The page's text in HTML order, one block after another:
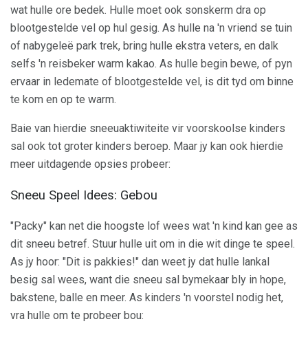
wat hulle ore bedek. Hulle moet ook sonskerm dra op
blootgestelde vel op hul gesig. As hulle na 'n vriend se tuin
of nabygeleë park trek, bring hulle ekstra veters, en dalk
selfs 'n reisbeker warm kakao. As hulle begin bewe, of pyn
ervaar in ledemate of blootgestelde vel, is dit tyd om binne
te kom en op te warm.
Baie van hierdie sneeuaktiwiteite vir voorskoolse kinders
sal ook tot groter kinders beroep. Maar jy kan ook hierdie
meer uitdagende opsies probeer:
Sneeu Speel Idees: Gebou
"Packy" kan net die hoogste lof wees wat 'n kind kan gee as
dit sneeu betref. Stuur hulle uit om in die wit dinge te speel.
As jy hoor: "Dit is pakkies!" dan weet jy dat hulle lankal
besig sal wees, want die sneeu sal bymekaar bly in hope,
bakstene, balle en meer. As kinders 'n voorstel nodig het,
vra hulle om te probeer bou: